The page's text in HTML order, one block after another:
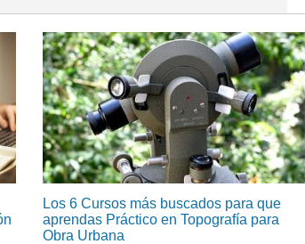
Los 6 Cursos más buscados para que
aprendas Práctico en Topografía para
Obra Urbana